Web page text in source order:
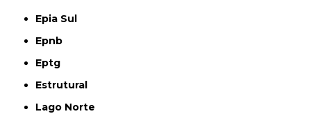
Epia Sul
Epnb
Eptg
Estrutural
Lago Norte